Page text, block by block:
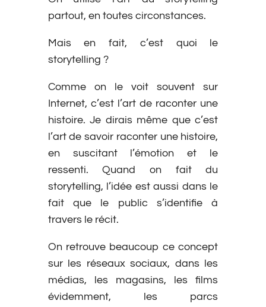
partout, en toutes circonstances.
Mais en fait, c’est quoi le
storytelling ?
Comme on le voit souvent sur
Internet, c’est l’art de raconter une
histoire. Je dirais même que c’est
l’art de savoir raconter une histoire,
en suscitant l’émotion et le
ressenti. Quand on fait du
storytelling, l’idée est aussi dans le
fait que le public s’identifie à
travers le récit.
On retrouve beaucoup ce concept
sur les réseaux sociaux, dans les
médias, les magasins, les films
évidemment, les parcs